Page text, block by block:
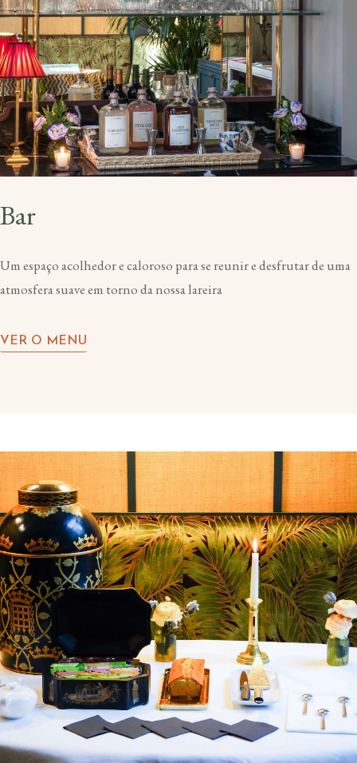
Bar
Um espaço acolhedor e caloroso para se reunir e desfrutar de uma
atmosfera suave em torno da nossa lareira
VER O MENU